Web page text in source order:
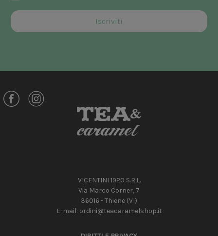
VICENTINI 1920 S.R.L.
Via Marco Corner, 7
36016 - Thiene (VI)
E-mail: ordini@teacaramelshop.it